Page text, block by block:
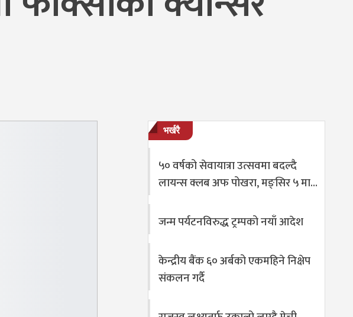
भर्खरै
५० वर्षको सेवायात्रा उत्सवमा बदल्दै
लायन्स क्लब अफ पोखरा, मङ्सिर ५ मा…
जन्म पर्यटनविरुद्ध ट्रम्पको नयाँ आदेश
केन्द्रीय बैंक ६० अर्बको एकमहिने निक्षेप
संकलन गर्दै